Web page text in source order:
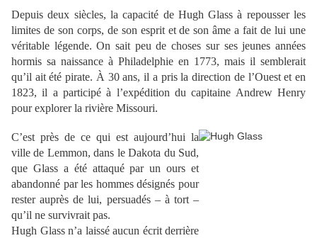
Depuis deux siècles, la capacité de Hugh Glass à repousser les
limites de son corps, de son esprit et de son âme a fait de lui une
véritable légende. On sait peu de choses sur ses jeunes années
hormis sa naissance à Philadelphie en 1773, mais il semblerait
qu’il ait été pirate. À 30 ans, il a pris la direction de l’Ouest et en
1823, il a participé à l’expédition du capitaine Andrew Henry
pour explorer la rivière Missouri.
C’est près de ce qui est aujourd’hui la
ville de Lemmon, dans le Dakota du Sud,
que Glass a été attaqué par un ours et
abandonné par les hommes désignés pour
rester auprès de lui, persuadés – à tort –
qu’il ne survivrait pas.
Hugh Glass n’a laissé aucun écrit derrière